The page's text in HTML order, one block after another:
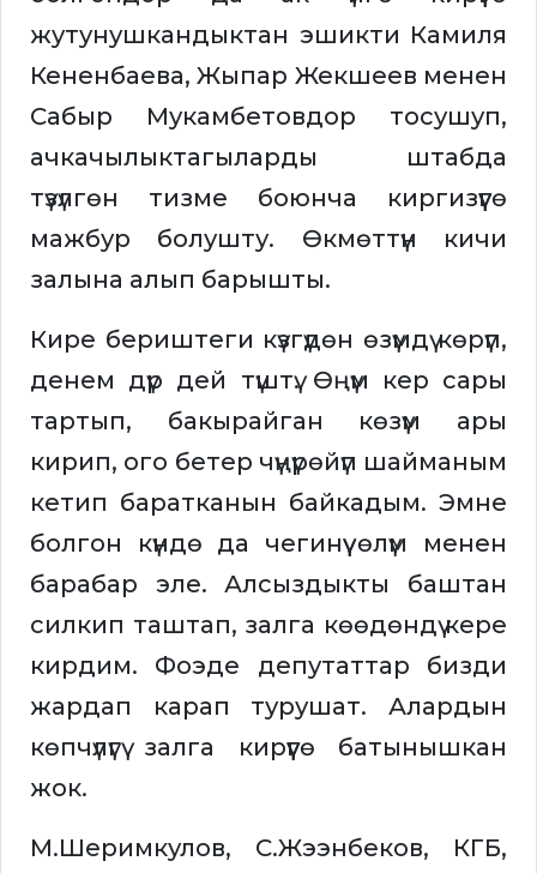
жутунушкандыктан эшикти Камиля
Кененбаева, Жыпар Жекшеев менен
Сабыр Мукамбетовдор тосушуп,
ачкачылыктагыларды штабда
түзүлгөн тизме боюнча киргизүүгө
мажбур болушту. Өкмөттүн кичи
залына алып барышты.
Кире бериштеги күзгүдөн өзүмдү көрүп,
денем дүр дей түштү. Өңүм кер сары
тартып, бакырайган көзүм ары
кирип, ого бетер чүңүрөйүп шайманым
кетип баратканын байкадым. Эмне
болгон күндө да чегинүү өлүм менен
барабар эле. Алсыздыкты баштан
силкип таштап, залга көөдөндү кере
кирдим. Фоэде депутаттар бизди
жардап карап турушат. Алардын
көпчүлүгү залга кирүүгө батынышкан
жок.
М.Шеримкулов, С.Жээнбеков, КГБ,